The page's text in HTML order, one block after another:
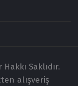
Hakkı Saklıdır.
alışveriş